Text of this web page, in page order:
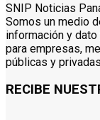
SNIP Noticias
Somos un medio
información y
para empresas,
públicas y
RECIBE